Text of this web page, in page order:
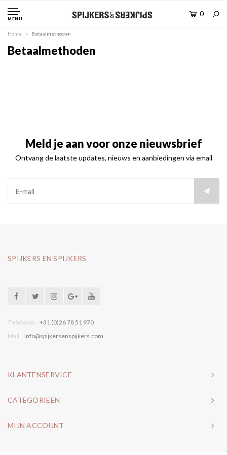
MENU
0
Home Betaalmethoden
Betaalmethoden
Meld je aan voor onze nieuwsbrief
Ontvang de laatste updates, nieuws en aanbiedingen via email
SPIJKERS EN SPIJKERS
Telefoon
+31 (0)26 78 51 970
Mail
info@spijkersenspijkers.com
KLANTENSERVICE
CATEGORIEËN
MIJN ACCOUNT